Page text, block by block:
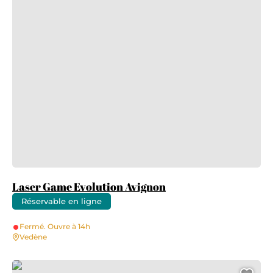
Laser Game Evolution Avignon
Réservable en ligne
Fermé. Ouvre à 14h
Vedène
UGolf Avignon Chateaublanc